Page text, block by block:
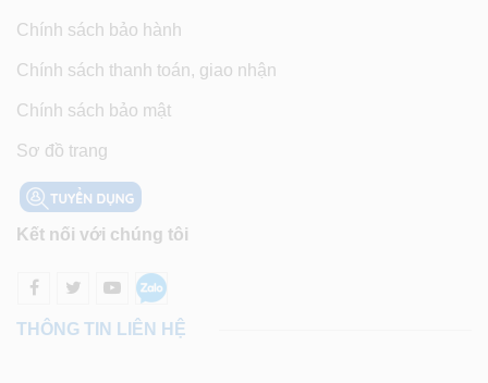
Chính sách bảo hành
Chính sách thanh toán, giao nhận
Chính sách bảo mật
Sơ đồ trang
Kết nối với chúng tôi
THÔNG TIN LIÊN HỆ